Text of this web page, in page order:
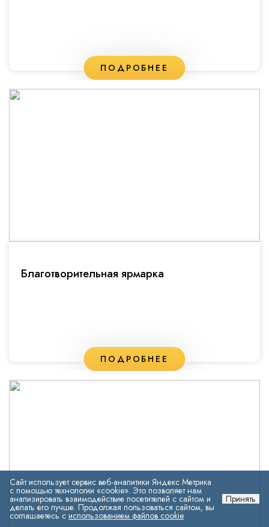
ПОДРОБНЕЕ
Благотворительная ярмарка
ПОДРОБНЕЕ
Сайт использует сервис веб-аналитики Яндекс Метрика
с помощью технологии «cookie». Это позволяет нам
анализировать взаимодействие посетителей с сайтом и
делать его лучше. Продолжая пользоваться сайтом, вы
соглашаетесь сиспользованием файлов cookie
Принять